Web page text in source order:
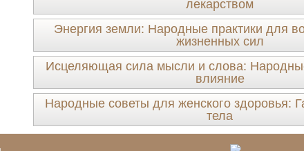
лекарством
Энергия земли: Народные практики для
жизненных сил
Исцеляющая сила мысли и слова:
влияние
Народные советы для женского здоровья:
тела